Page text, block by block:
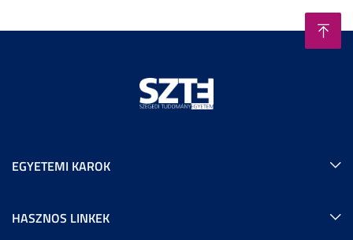
EGYETEMI KAROK
HASZNOS LINKEK